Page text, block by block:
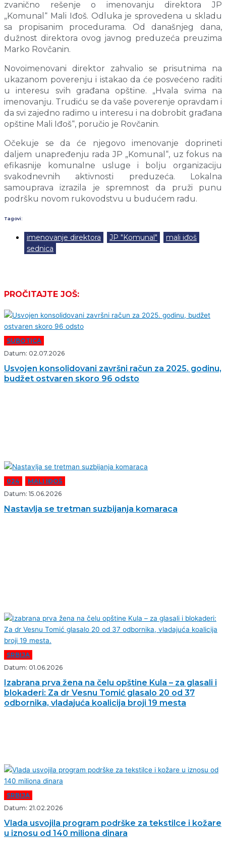
zvanično rešenje o imenovanju direktora JP
„Komunal“ Mali Iđoš. Odluka je sprovedena u skladu
sa propisanim procedurama. Od današnjeg dana,
dužnost direktora ovog javnog preduzeća preuzima
Marko Rovčanin.
Novoimenovani direktor zahvalio se prisutnima na
ukazanom poverenju i istakao da će posvećeno raditi
u interesu svih građana opštine. „Hvala svima na
imenovanju. Trudiću se da vaše poverenje opravdam i
da svi zajedno radimo u interesu i na dobrobit građana
opštine Mali Iđoš“, poručio je Rovčanin.
Očekuje se da će njegovo imenovanje doprineti
daljem unapređenju rada JP „Komunal“, uz fokus na
efikasnije komunalne usluge i bolju organizaciju
svakodnevnih aktivnosti preduzeća. Lokalna
samouprava izrazila je spremnost da pruži punu
podršku novom rukovodstvu u budućem radu.
Tagovi:
imenovanje direktora JP "Komunal" mali iđoš
sednica
PROČITAJTE JOŠ:
SUBOTICA
Datum: 02.07.2026
Usvojen konsolidovani završni račun za 2025. godinu,
budžet ostvaren skoro 96 odsto
024
MALI IĐOŠ
Datum: 15.06.2026
Nastavlja se tretman suzbijanja komaraca
SRBIJA
Datum: 01.06.2026
Izabrana prva žena na čelu opštine Kula – za glasali i
blokaderi: Za dr Vesnu Tomić glasalo 20 od 37
odbornika, vladajuća koalicija broji 19 mesta
SRBIJA
Datum: 21.02.2026
Vlada usvojila program podrške za tekstilce i kožare
u iznosu od 140 miliona dinara